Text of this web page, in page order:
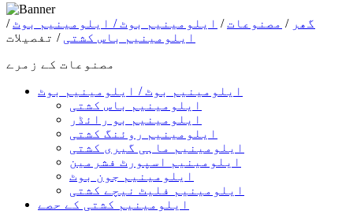
گھر / مصنوعات/ ایلومینیم بوٹ / ایلومینیم بوٹ/
ایلومینیم باس کشتی / تفصیلات
مصنوعات کے زمرے
ایلومینیم بوٹ / ایلومینیم بوٹ
ایلومینیم باس کشتی
ایلومینیم بو رائڈر
ایلومینیم روئنگ کشتی
ایلومینیم ماہی گیری کشتی
ایلومینیم اسپورٹ فشرمین
ایلومینیم جون بوٹ
ایلومینیم فلیٹ نیچے کشتی
ایلومینیم کشتی کے حصے